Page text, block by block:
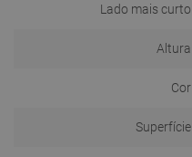
Lado mais curto
Altura
Cor
Superfície